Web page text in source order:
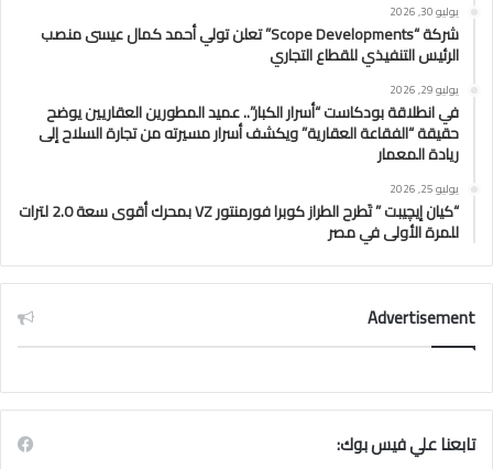
يوليو 30, 2026
شركة “Scope Developments” تعلن تولي أحمد كمال عيسى منصب
الرئيس التنفيذي للقطاع التجاري
يوليو 29, 2026
في انطلاقة بودكاست “أسرار الكبار”.. عميد المطورين العقاريين يوضح
حقيقة “الفقاعة العقارية” ويكشف أسرار مسيرته من تجارة السلاح إلى
ريادة المعمار
يوليو 25, 2026
“كيان إيچيبت ” تَطرح الطراز كوبرا فورمنتور VZ بمحرك أقوى سعة 2.0 لترات
للمرة الأولى في مصر
Advertisement
تابعنا علي فيس بوك: